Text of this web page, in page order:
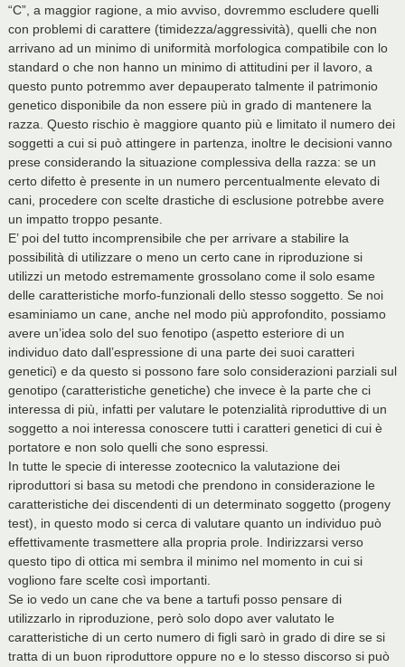
“C”, a maggior ragione, a mio avviso, dovremmo escludere quelli
con problemi di carattere (timidezza/aggressività), quelli che non
arrivano ad un minimo di uniformità morfologica compatibile con lo
standard o che non hanno un minimo di attitudini per il lavoro, a
questo punto potremmo aver depauperato talmente il patrimonio
genetico disponibile da non essere più in grado di mantenere la
razza. Questo rischio è maggiore quanto più e limitato il numero dei
soggetti a cui si può attingere in partenza, inoltre le decisioni vanno
prese considerando la situazione complessiva della razza: se un
certo difetto è presente in un numero percentualmente elevato di
cani, procedere con scelte drastiche di esclusione potrebbe avere
un impatto troppo pesante.
E’ poi del tutto incomprensibile che per arrivare a stabilire la
possibilità di utilizzare o meno un certo cane in riproduzione si
utilizzi un metodo estremamente grossolano come il solo esame
delle caratteristiche morfo-funzionali dello stesso soggetto. Se noi
esaminiamo un cane, anche nel modo più approfondito, possiamo
avere un’idea solo del suo fenotipo (aspetto esteriore di un
individuo dato dall’espressione di una parte dei suoi caratteri
genetici) e da questo si possono fare solo considerazioni parziali sul
genotipo (caratteristiche genetiche) che invece è la parte che ci
interessa di più, infatti per valutare le potenzialità riproduttive di un
soggetto a noi interessa conoscere tutti i caratteri genetici di cui è
portatore e non solo quelli che sono espressi.
In tutte le specie di interesse zootecnico la valutazione dei
riproduttori si basa su metodi che prendono in considerazione le
caratteristiche dei discendenti di un determinato soggetto (progeny
test), in questo modo si cerca di valutare quanto un individuo può
effettivamente trasmettere alla propria prole. Indirizzarsi verso
questo tipo di ottica mi sembra il minimo nel momento in cui si
vogliono fare scelte così importanti.
Se io vedo un cane che va bene a tartufi posso pensare di
utilizzarlo in riproduzione, però solo dopo aver valutato le
caratteristiche di un certo numero di figli sarò in grado di dire se si
tratta di un buon riproduttore oppure no e lo stesso discorso si può